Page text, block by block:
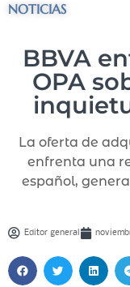
NOTICIAS
BBVA
OPA
La oferta de
enfrenta una
español,
Editor general